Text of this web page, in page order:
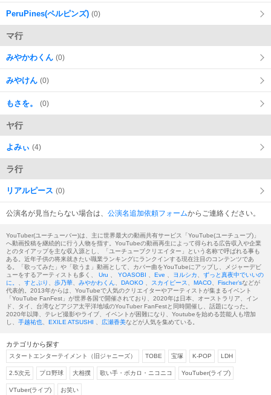
PeruPines(ペルピンズ) (0)
マ行
みやかわくん (0)
みやけん (0)
もさを。 (0)
ヤ行
よみぃ (4)
ラ行
リアルピース (0)
公演名が見当たらない場合は、 公演名追加依頼フォームからご連絡ください。
YouTuber(ユーチューバー)は、主に世界最大の動画共有サービス「YouTube(ユーチューブ)」
へ動画投稿を継続的に行う人物を指す。YouTubeの動画再生によって得られる広告収入や企業
とのタイアップを主な収入源とし、「ユーチューブクリエイター」という名称で呼ばれる事も
ある。近年子供の将来就きたい職業ランキングにランクインする現在注目のコンテンツであ
る。「歌ってみた」や「歌うま」動画として、カバー曲をYouTubeにアップし、メジャーデビ
ューをするアーティストも多く、
Uru YOASOBI Eve ヨルシカ
ずっと真夜中でいいの
に。
すとぷり 歩乃華 みやかわくん DAOKO スカイピース MACO Fischer’sなどが
代表的。2013年からは、YouTubeで人気のクリエイターやアーティストが集まるイベント
「YouTube FanFest」が世界各国で開催されており、2020年は日本、オーストラリア、イン
ド、タイ、台湾などアジア太平洋地域のYouTuber FanFestと同時開催し、話題になった。
2020年以降、テレビ撮影やライブ、イベントが困難になり、Youtubeを始める芸能人も増加
し、 手越祐也 EXILE ATSUSHI 広瀬香美などが人気を集めている。
カテゴリから探す
スタートエンターテイメント（旧ジャニーズ） TOBE 宝塚 K-POP LDH
2.5次元 プロ野球 大相撲 歌い手・ボカロ・ニコニコ YouTuber(ライブ)
VTuber(ライブ) お笑い